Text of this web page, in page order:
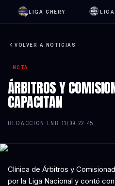
LIGA CHERY
VOLVER A NOTICIAS
NOTA
ÁRBITROS Y
CAPACITAN
REDACCIÓN LNB· 11/09 22:45
Clínica de Árbitros y
por la Liga Nacional y contó